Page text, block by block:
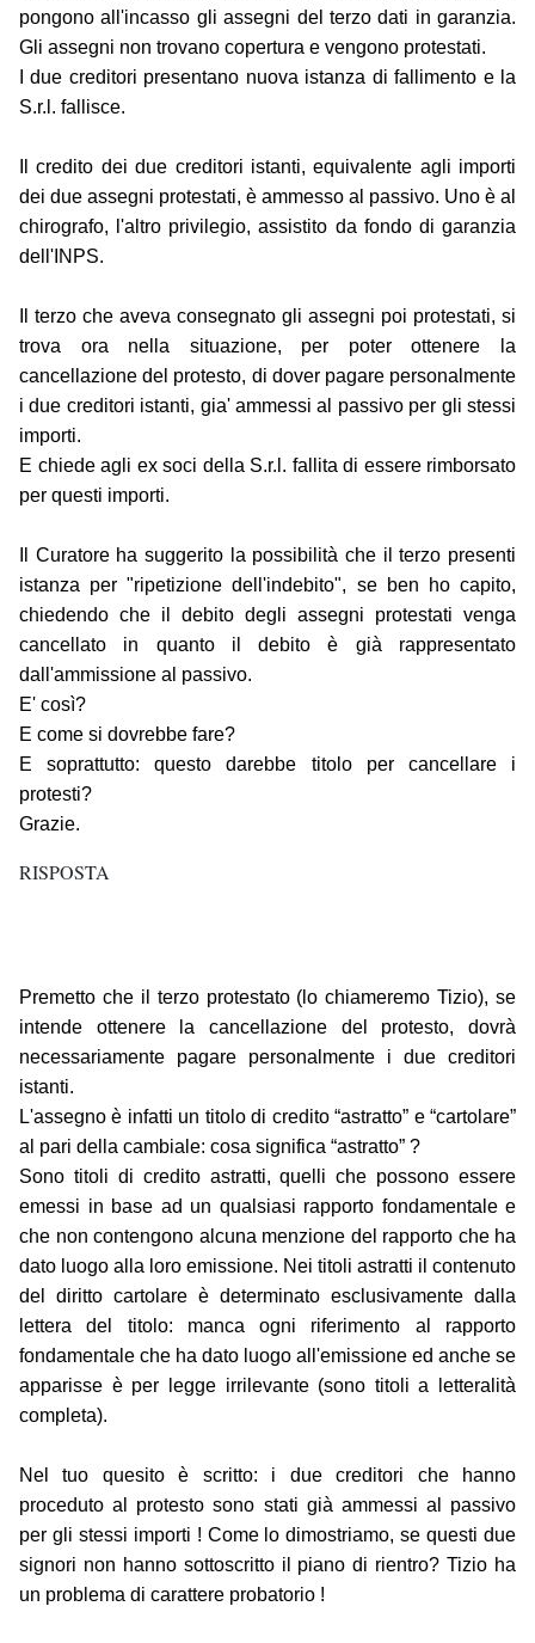
pongono all'incasso gli assegni del terzo dati in garanzia.
Gli assegni non trovano copertura e vengono protestati.
I due creditori presentano nuova istanza di fallimento e la
S.r.l. fallisce.
Il credito dei due creditori istanti, equivalente agli importi
dei due assegni protestati, è ammesso al passivo. Uno è al
chirografo, l'altro privilegio, assistito da fondo di garanzia
dell'INPS.
Il terzo che aveva consegnato gli assegni poi protestati, si
trova ora nella situazione, per poter ottenere la
cancellazione del protesto, di dover pagare personalmente
i due creditori istanti, gia' ammessi al passivo per gli stessi
importi.
E chiede agli ex soci della S.r.l. fallita di essere rimborsato
per questi importi.
Il Curatore ha suggerito la possibilità che il terzo presenti
istanza per "ripetizione dell'indebito", se ben ho capito,
chiedendo che il debito degli assegni protestati venga
cancellato in quanto il debito è già rappresentato
dall'ammissione al passivo.
E' così?
E come si dovrebbe fare?
E soprattutto: questo darebbe titolo per cancellare i
protesti?
Grazie.
RISPOSTA
Premetto che il terzo protestato (lo chiameremo Tizio), se
intende ottenere la cancellazione del protesto, dovrà
necessariamente pagare personalmente i due creditori
istanti.
L'assegno è infatti un titolo di credito “astratto” e “cartolare”
al pari della cambiale: cosa significa “astratto” ?
Sono titoli di credito astratti, quelli che possono essere
emessi in base ad un qualsiasi rapporto fondamentale e
che non contengono alcuna menzione del rapporto che ha
dato luogo alla loro emissione. Nei titoli astratti il contenuto
del diritto cartolare è determinato esclusivamente dalla
lettera del titolo: manca ogni riferimento al rapporto
fondamentale che ha dato luogo all'emissione ed anche se
apparisse è per legge irrilevante (sono titoli a letteralità
completa).
Nel tuo quesito è scritto: i due creditori che hanno
proceduto al protesto sono stati già ammessi al passivo
per gli stessi importi ! Come lo dimostriamo, se questi due
signori non hanno sottoscritto il piano di rientro? Tizio ha
un problema di carattere probatorio !